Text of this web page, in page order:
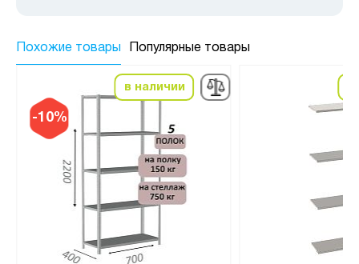
Похожие товары Популярные товары
-10%
в наличии